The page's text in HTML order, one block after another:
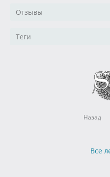
Отзывы
Теги
Назад
Все